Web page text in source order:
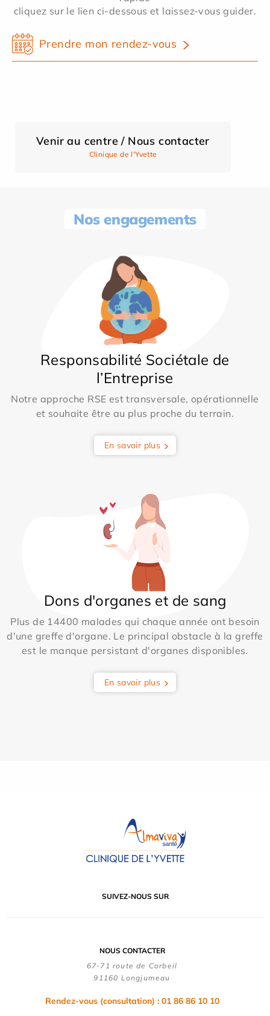
cliquez sur le lien ci-dessous et laissez-vous guider.
Prendre mon rendez-vous
Venir au centre / Nous contacter
Clinique de l'Yvette
Nos engagements
Responsabilité Sociétale de
l’Entreprise
Notre approche RSE est transversale, opérationnelle
et souhaite être au plus proche du terrain.
En savoir plus
Dons d'organes et de sang
Plus de 14400 malades qui chaque année ont besoin
d'une greffe d'organe. Le principal obstacle à la greffe
est le manque persistant d'organes disponibles.
En savoir plus
SUIVEZ-NOUS SUR
NOUS CONTACTER
67-71 route de Corbeil
91160 Longjumeau
Rendez-vous (consultation) : 01 86 86 10 10